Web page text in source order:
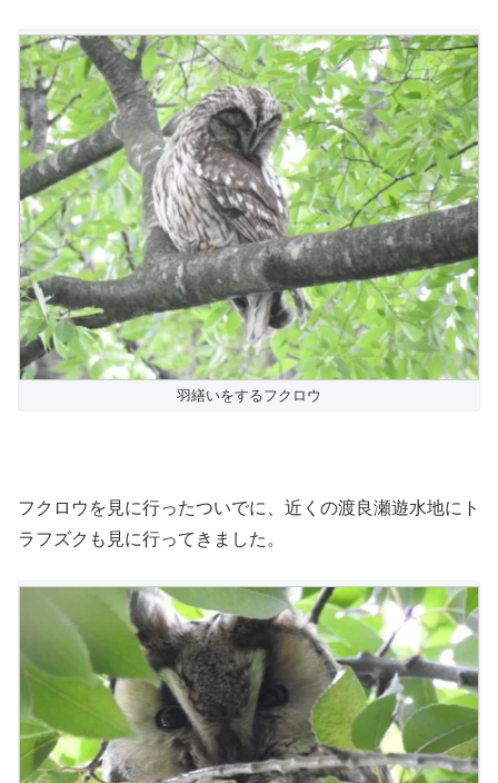
羽繕いをするフクロウ
フクロウを見に行ったついでに、近くの渡良瀬遊水地にト
ラフズクも見に行ってきました。